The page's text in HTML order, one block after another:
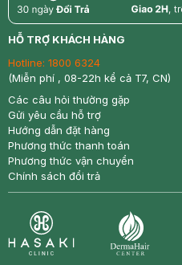
return nowfree
HỖ TRỢ KHÁCH HÀNG
Hotline: 1800 6324
(Miễn phí , 08-22h kể cả T7, CN)
Các câu hỏi thường gặp
Gửi yêu cầu hỗ trợ
Hướng dẫn đặt hàng
Phương thức thanh toán
Phương thức vận chuyển
Chính sách đổi trả